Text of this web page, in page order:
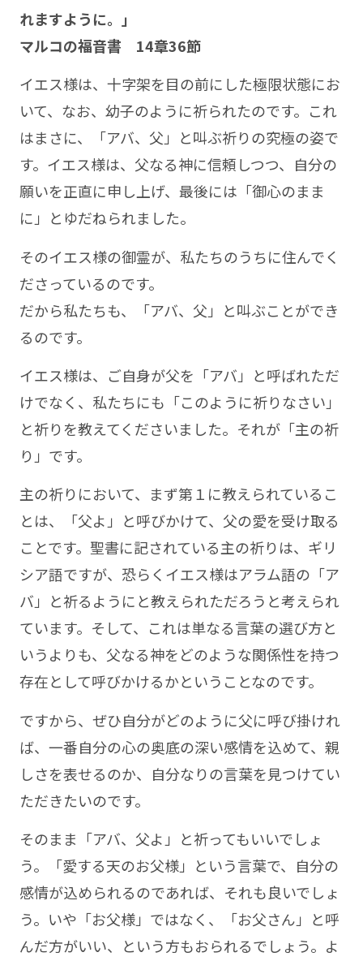
れますように。」
マルコの福音書 14章36節
イエス様は、十字架を目の前にした極限状態にお
いて、なお、幼子のように祈られたのです。これ
はまさに、「アバ、父」と叫ぶ祈りの究極の姿で
す。イエス様は、父なる神に信頼しつつ、自分の
願いを正直に申し上げ、最後には「御心のまま
に」とゆだねられました。
そのイエス様の御霊が、私たちのうちに住んでく
ださっているのです。
だから私たちも、「アバ、父」と叫ぶことができ
るのです。
イエス様は、ご自身が父を「アバ」と呼ばれただ
けでなく、私たちにも「このように祈りなさい」
と祈りを教えてくださいました。それが「主の祈
り」です。
主の祈りにおいて、まず第１に教えられているこ
とは、「父よ」と呼びかけて、父の愛を受け取る
ことです。聖書に記されている主の祈りは、ギリ
シア語ですが、恐らくイエス様はアラム語の「ア
バ」と祈るようにと教えられただろうと考えられ
ています。そして、これは単なる言葉の選び方と
いうよりも、父なる神をどのような関係性を持つ
存在として呼びかけるかということなのです。
ですから、ぜひ自分がどのように父に呼び掛けれ
ば、一番自分の心の奥底の深い感情を込めて、親
しさを表せるのか、自分なりの言葉を見つけてい
ただきたいのです。
そのまま「アバ、父よ」と祈ってもいいでしょ
う。「愛する天のお父様」という言葉で、自分の
感情が込められるのであれば、それも良いでしょ
う。いや「お父様」ではなく、「お父さん」と呼
んだ方がいい、という方もおられるでしょう。よ